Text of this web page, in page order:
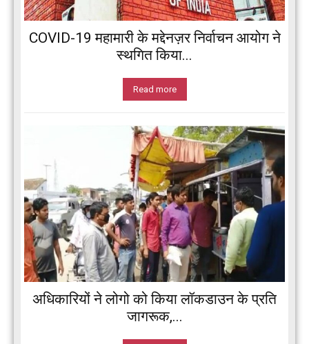
COVID-19 महामारी के मद्देनज़र निर्वाचन आयोग ने
स्थगित किया...
Read more
अधिकारियों ने लोगो को किया लॉकडाउन के प्रति
जागरूक,...